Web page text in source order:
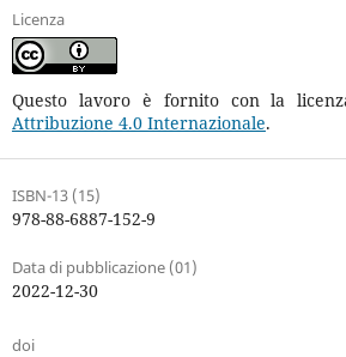
Licenza
Questo lavoro è fornito con la
Attribuzione 4.0 Internazionale.
ISBN-13 (15)
978-88-6887-152-9
Data di pubblicazione (01)
2022-12-30
doi